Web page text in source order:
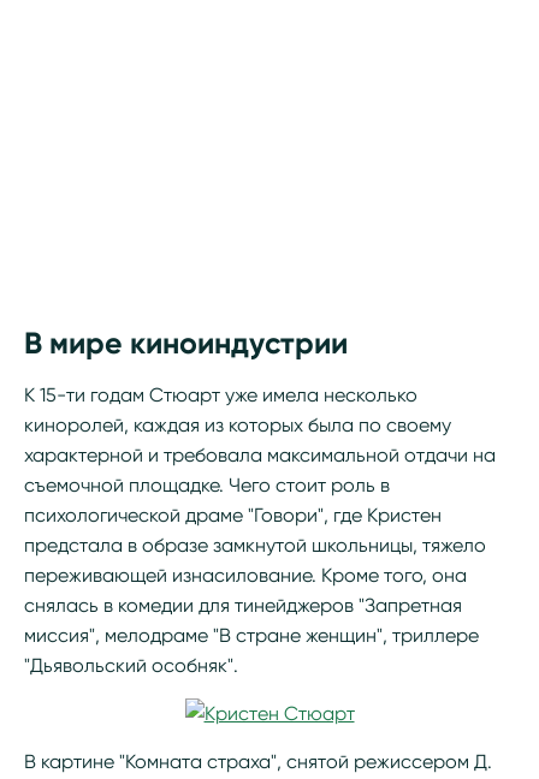
В мире киноиндустрии
К 15-ти годам Стюарт уже имела несколько
киноролей, каждая из которых была по своему
характерной и требовала максимальной отдачи на
съемочной площадке. Чего стоит роль в
психологической драме "Говори", где Кристен
предстала в образе замкнутой школьницы, тяжело
переживающей изнасилование. Кроме того, она
снялась в комедии для тинейджеров "Запретная
миссия", мелодраме "В стране женщин", триллере
"Дьявольский особняк".
В картине "Комната страха", снятой режиссером Д.